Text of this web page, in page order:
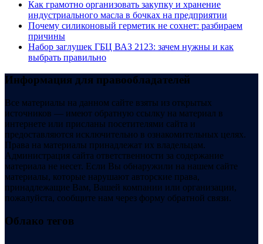
Как грамотно организовать закупку и хранение
индустриального масла в бочках на предприятии
Почему силиконовый герметик не сохнет: разбираем
причины
Набор заглушек ГБЦ ВАЗ 2123: зачем нужны и как
выбрать правильно
Информация для правообладателей
Все материалы на данном сайте взяты из открытых
источников — имеют обратную ссылку на материал в
интернете или присланы посетителями сайта и
предоставляются исключительно в ознакомительных целях.
Права на материалы принадлежат их владельцам.
Администрация сайта ответственности за содержание
материала не несет. Если Вы обнаружили на нашем сайте
материалы, которые нарушают авторские права,
принадлежащие Вам, Вашей компании или организации,
пожалуйста, сообщите нам через форму обратной связи.
Облако тегов